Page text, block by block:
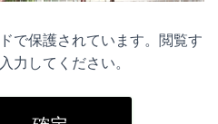
で保護されています。閲覧す
力してください。